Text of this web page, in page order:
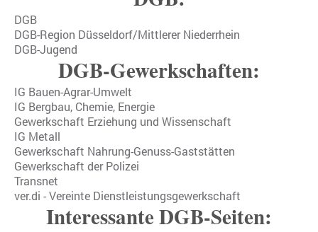
DGB
DGB-Region Düsseldorf/Mittlerer Niederrhein
DGB-Jugend
DGB-Gewerkschaften:
IG Bauen-Agrar-Umwelt
IG Bergbau, Chemie, Energie
Gewerkschaft Erziehung und Wissenschaft
IG Metall
Gewerkschaft Nahrung-Genuss-Gaststätten
Gewerkschaft der Polizei
Transnet
ver.di - Vereinte Dienstleistungsgewerkschaft
Interessante DGB-Seiten: